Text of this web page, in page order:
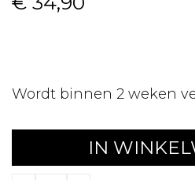
Wordt binnen 2 weken
IN